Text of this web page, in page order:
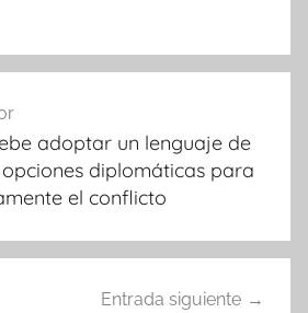
adoptar un lenguaje de
diplomáticas para
el conflicto
Entrada siguiente